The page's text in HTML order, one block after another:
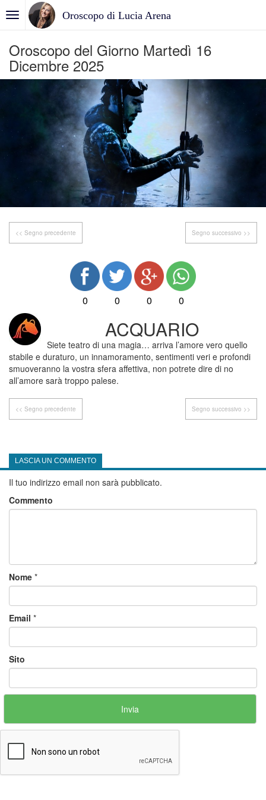
Oroscopo di Lucia Arena
Oroscopo del Giorno Martedì 16
Dicembre 2025
<< Segno precedente Segno successivo >>
0 0 0 0
ACQUARIO
Siete teatro di una magia… arriva l’amore vero quello
stabile e duraturo, un innamoramento, sentimenti veri e profondi
smuoveranno la vostra sfera affettiva, non potrete dire di no
all’amore sarà troppo palese.
<< Segno precedente Segno successivo >>
LASCIA UN COMMENTO
Il tuo indirizzo email non sarà pubblicato.
Commento
Nome *
Email *
Sito